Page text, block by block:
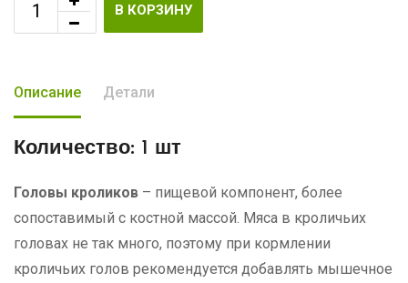
В КОРЗИНУ
Описание Детали
Количество: 1 шт
Головы кроликов – пищевой компонент, более
сопоставимый с костной массой. Мяса в кроличьих
головах не так много, поэтому при кормлении
кроличьих голов рекомендуется добавлять мышечное